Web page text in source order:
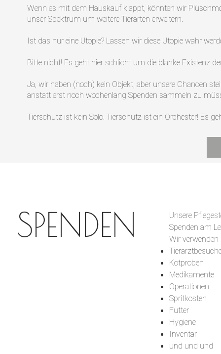
Wenn es mit dem Hauskauf klappt, könnten wir
unser Spektrum um weitere Tierarten erweitern.
Ist das nur eine Utopie? Lassen wir diese Utopie wahr
Bitte nicht! Es geht hier schlicht um die blanke Existenz
Ja, wir haben (noch) kein Objekt, aber unsere Chancen
anstatt erst noch wochenlang Spenden sammeln zu
Tierschutz ist kein Solo. Tierschutz ist ein Orchester! Es
SPENDEN
Unsere
Spenden am
Wir
Kotproben
Medikamente
Operationen
Spritkosten
Futter
Hygiene
Inventar
und und und